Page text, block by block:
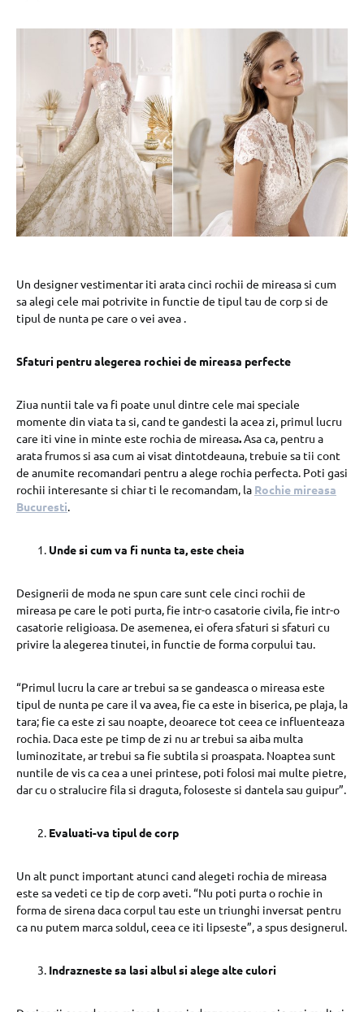
Un designer vestimentar iti arata cinci rochii de mireasa si cum
sa alegi cele mai potrivite in functie de tipul tau de corp si de
tipul de nunta pe care o vei avea .
Sfaturi pentru alegerea rochiei de mireasa perfecte
Ziua nuntii tale va fi poate unul dintre cele mai speciale
momente din viata ta si, cand te gandesti la acea zi, primul lucru
care iti vine in minte este rochia de mireasa.Asa ca, pentru a
arata frumos si asa cum ai visat dintotdeauna, trebuie sa tii cont
de anumite recomandari pentru a alege rochia perfecta. Poti gasi
rochii interesante si chiar ti le recomandam, la Rochie mireasa
Bucuresti.
Unde si cum va fi nunta ta, este cheia
Designerii de moda ne spun care sunt cele cinci rochii de
mireasa pe care le poti purta, fie intr-o casatorie civila, fie intr-o
casatorie religioasa. De asemenea, ei ofera sfaturi si sfaturi cu
privire la alegerea tinutei, in functie de forma corpului tau.
“Primul lucru la care ar trebui sa se gandeasca o mireasa este
tipul de nunta pe care il va avea, fie ca este in biserica, pe plaja, la
tara; fie ca este zi sau noapte, deoarece tot ceea ce influenteaza
rochia. Daca este pe timp de zi nu ar trebui sa aiba multa
luminozitate, ar trebui sa fie subtila si proaspata. Noaptea sunt
nuntile de vis ca cea a unei printese, poti folosi mai multe pietre,
dar cu o stralucire fila si draguta, foloseste si dantela sau guipur”.
Evaluati-va tipul de corp
Un alt punct important atunci cand alegeti rochia de mireasa
este sa vedeti ce tip de corp aveti. “Nu poti purta o rochie in
forma de sirena daca corpul tau este un triunghi inversat pentru
ca nu putem marca soldul, ceea ce iti lipseste”, a spus designerul.
Indrazneste sa lasi albul si alege alte culori